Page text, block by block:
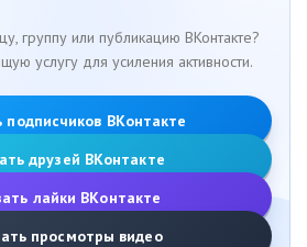
группу или публикацию ВКонтакте?
услугу для усиления активности.
подписчиков ВКонтакте
друзей ВКонтакте
лайки ВКонтакте
просмотры видео